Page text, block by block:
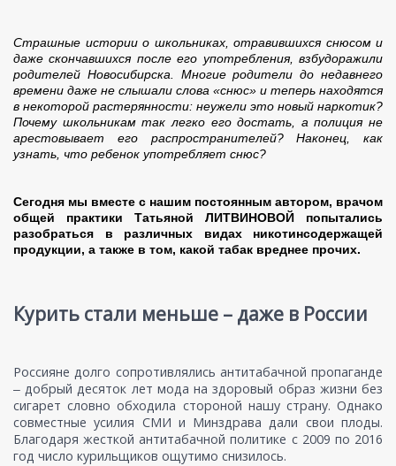
Страшные истории о школьниках, отравившихся снюсом и
даже скончавшихся после его употребления, взбудоражили
родителей Новосибирска. Многие родители до недавнего
времени даже не слышали слова «снюс» и теперь находятся
в некоторой растерянности: неужели это новый наркотик?
Почему школьникам так легко его достать, а полиция не
арестовывает его распространителей? Наконец, как
узнать, что ребенок употребляет снюс?
Сегодня мы вместе с нашим постоянным автором, врачом
общей практики Татьяной ЛИТВИНОВОЙ попытались
разобраться в различных видах никотинсодержащей
продукции, а также в том, какой табак вреднее прочих.
Курить стали меньше – даже в России
Россияне долго сопротивлялись антитабачной пропаганде
‒ добрый десяток лет мода на здоровый образ жизни без
сигарет словно обходила стороной нашу страну. Однако
совместные усилия СМИ и Минздрава дали свои плоды.
Благодаря жесткой антитабачной политике c 2009 по 2016
год число курильщиков ощутимо снизилось.